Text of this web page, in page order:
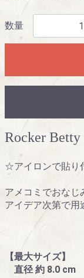
数量
Rocker Betty
☆アイロンで貼り
アメコミでおなじ
アイデア次第で用
【最大サイズ】
直径 約 8.0 cm